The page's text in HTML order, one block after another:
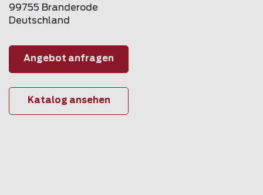
99755 Branderode
Deutschland
Angebot anfragen
Katalog ansehen